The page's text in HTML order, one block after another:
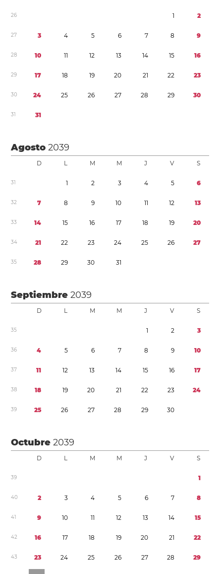
26 1 2
27 3 4 5 6 7 8 9
28 10 11 12 13 14 15 16
29 17 18 19 20 21 22 23
30 24 25 26 27 28 29 30
31 31
Agosto2039
D L M M J V S
31 1 2 3 4 5 6
32 7 8 9 10 11 12 13
33 14 15 16 17 18 19 20
34 21 22 23 24 25 26 27
35 28 29 30 31
Septiembre2039
D L M M J V S
35 1 2 3
36 4 5 6 7 8 9 10
37 11 12 13 14 15 16 17
38 18 19 20 21 22 23 24
39 25 26 27 28 29 30
Octubre2039
D L M M J V S
39 1
40 2 3 4 5 6 7 8
41 9 10 11 12 13 14 15
42 16 17 18 19 20 21 22
43 23 24 25 26 27 28 29